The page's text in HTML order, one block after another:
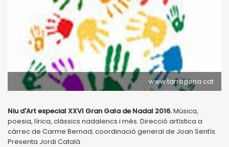
www.tarragona.cat
Niu d'Art especial XXVI Gran Gala de Nadal 2016.Música,
poesia, lírica, clàssics nadalencs i més. Direcció artística a
càrrec de Carme Bernad; coordinació general de Joan Sentís.
Presenta Jordi Català.